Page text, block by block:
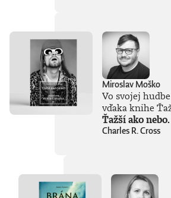
Miroslav Moško
Vo svojej
vďaka knihe
Ťažší ako
Charles R. Cross